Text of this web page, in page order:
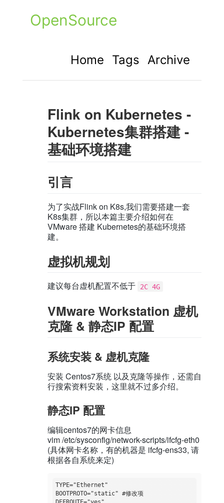
OpenSource
Home Tags Archive
Flink on Kubernetes -
Kubernetes集群搭建 -
基础环境搭建
引言
为了实战Flink on K8s,我们需要搭建一套
K8s集群，所以本篇主要介绍如何在
VMware 搭建 Kubernetes的基础环境搭
建。
虚拟机规划
建议每台虚机配置不低于 2C 4G
VMware Workstation 虚机
克隆 & 静态IP 配置
系统安装 & 虚机克隆
安装 Centos7系统 以及克隆等操作，还需自
行搜索资料安装，这里就不过多介绍。
静态IP 配置
编辑centos7的网卡信息
vim /etc/sysconfig/network-scripts/ifcfg-eth0
(具体网卡名称，有的机器是 ifcfg-ens33, 请
根据各自系统来定)
TYPE="Ethernet"
BOOTPROTO="static" #修改项